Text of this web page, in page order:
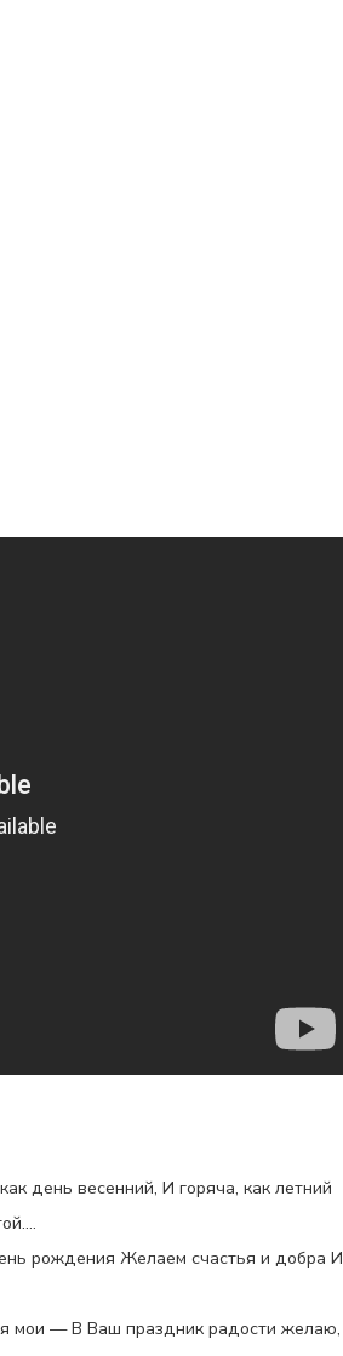
день весенний, И горяча, как летний
рождения Желаем счастья и добра И
мои — В Ваш праздник радости желаю,